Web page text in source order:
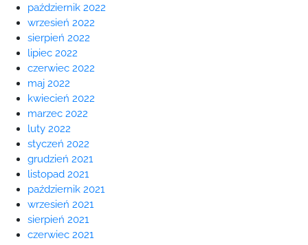
październik 2022
wrzesień 2022
sierpień 2022
lipiec 2022
czerwiec 2022
maj 2022
kwiecień 2022
marzec 2022
luty 2022
styczeń 2022
grudzień 2021
listopad 2021
październik 2021
wrzesień 2021
sierpień 2021
czerwiec 2021